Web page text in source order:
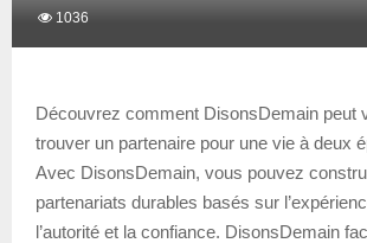
1036
Découvrez comment DisonsDemain peut
trouver un partenaire pour une vie à deux
Avec DisonsDemain, vous pouvez
partenariats durables basés sur
l’autorité et la confiance. DisonsDemain